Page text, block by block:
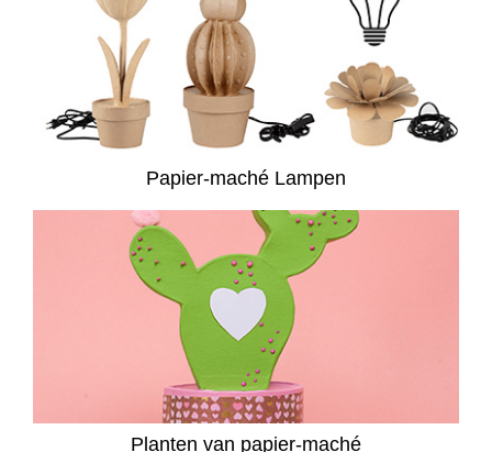
Papier-maché Lampen
Planten van papier-maché